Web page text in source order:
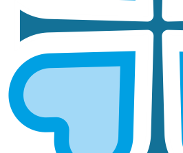
НОВОСТИ
«БЕЛЫЙ ЦВЕТОК» В АЛЬМЕТЬЕВСКЕ:
МИЛОСЕРДИЯ
Благотворительная
сердец ради помощи детям